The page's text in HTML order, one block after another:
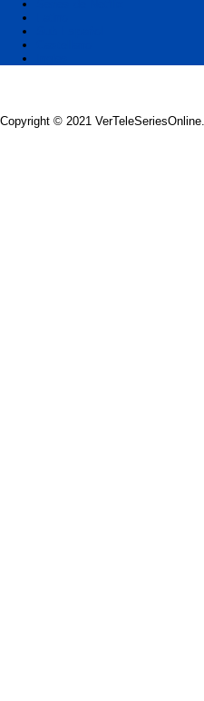
Copyright © 2021